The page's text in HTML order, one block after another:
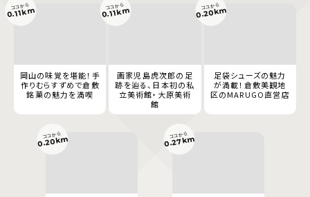
岡山の味覚を堪能！手
作りむらすずめで倉敷
銘菓の魅力を満喫
ココから
0.11km
画家児島虎次郎の足
跡を辿る、日本初の私
立美術館・大原美術
館
ココから
0.11km
足袋シューズの魅力
が満載！倉敷美観地
区のMARUGO直営店
ココから
0.20km
ココから
0.20km ココから
0.27km